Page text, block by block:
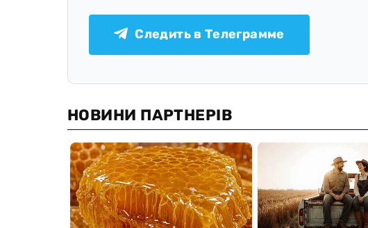
Следить в Телеграмме